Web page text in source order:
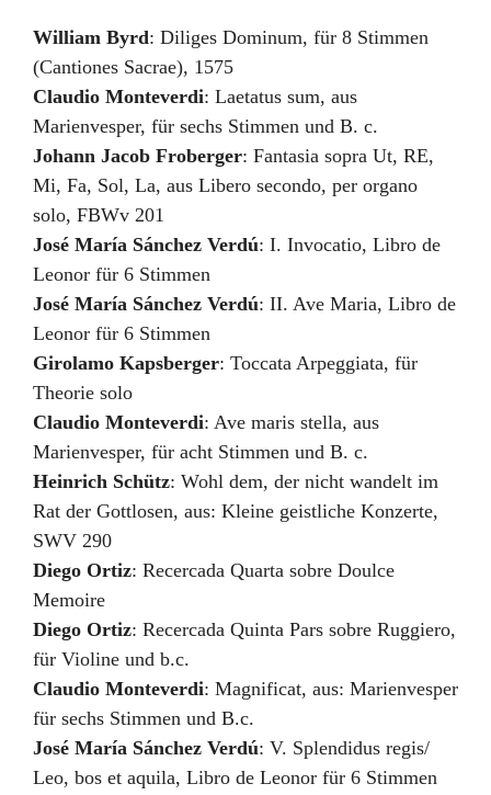
William Byrd: Diliges Dominum, für 8 Stimmen
(Cantiones Sacrae), 1575
Claudio Monteverdi: Laetatus sum, aus
Marienvesper, für sechs Stimmen und B. c.
Johann Jacob Froberger: Fantasia sopra Ut, RE,
Mi, Fa, Sol, La, aus Libero secondo, per organo
solo, FBWv 201
José María Sánchez Verdú: I. Invocatio, Libro de
Leonor für 6 Stimmen
José María Sánchez Verdú: II. Ave Maria, Libro de
Leonor für 6 Stimmen
Girolamo Kapsberger: Toccata Arpeggiata, für
Theorie solo
Claudio Monteverdi: Ave maris stella, aus
Marienvesper, für acht Stimmen und B. c.
Heinrich Schütz: Wohl dem, der nicht wandelt im
Rat der Gottlosen, aus: Kleine geistliche Konzerte,
SWV 290
Diego Ortiz: Recercada Quarta sobre Doulce
Memoire
Diego Ortiz: Recercada Quinta Pars sobre Ruggiero,
für Violine und b.c.
Claudio Monteverdi: Magnificat, aus: Marienvesper
für sechs Stimmen und B.c.
José María Sánchez Verdú: V. Splendidus regis/
Leo, bos et aquila, Libro de Leonor für 6 Stimmen